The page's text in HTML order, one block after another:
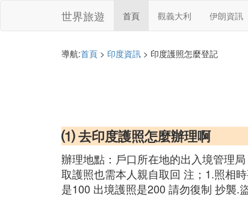
世界旅遊 首頁 觀義大利 伊朗資訊
導航:首頁 > 印度資訊 > 印度護照怎麼登記
⑴ 去印度護照怎麼辦理啊
辦理地點：戶口所在地的出入境管理
取護照也需本人親自取回 注；1.照相
是100 出境護照是200 請勿復制 抄襲.